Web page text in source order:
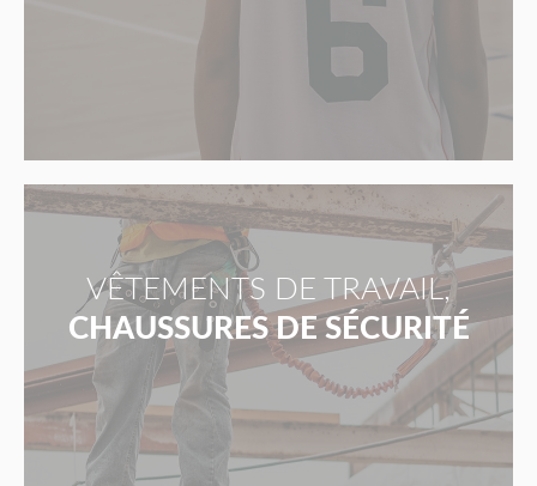
VÊTEMENTS DE TRAVAIL,
CHAUSSURES DE SÉCURITÉ